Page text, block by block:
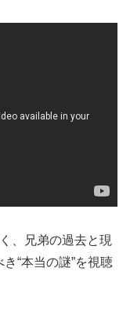
、兄弟の過去と現
“本当の謎”を視聴